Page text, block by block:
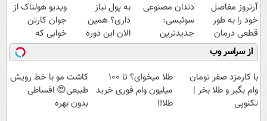
آرتروز مفاصل
خود را به طور
قطعی درمان
کنید!
◗پرسش‌نامه◖
دندان مصنوعی
سوئیسی:
جدیدترین
فناوری اروپا،
سبک و مقاوم |
پرداخت قسطی
به پول نیاز
داری؟ همین
الان این دوره
رایگان رو شرکت
کن تا دیر نشده!
ویدیو هولناک از
جوان کارتن
خوابی که
میلیاردر شد.
آموزش رایگان
از سراسر وب
با کارمزد صفر تومان
وام بگیر و طلا بخر |
تکنوپی
طلا میخوای؟ تا 100
میلیون وام فوری خرید
طلا‼️
کاشت مو با خط رویش
طبیعی😍 اقساطی
بدون بهره